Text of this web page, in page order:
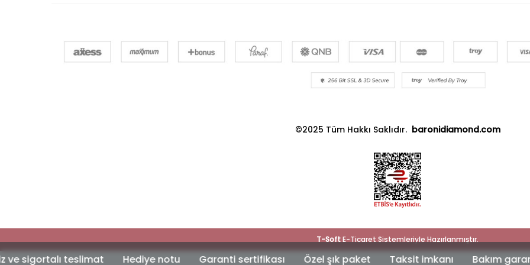
teslimat Hediye notu Garanti sertifikası Özel şık paket Taksit imkanı Bakım garantisi
©2025 Tüm Hakkı Saklıdır. baronidiamond.com
T-SoftE-Ticaret Sistemleriyle Hazırlanmıştır.